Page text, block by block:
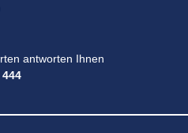
antworten Ihnen